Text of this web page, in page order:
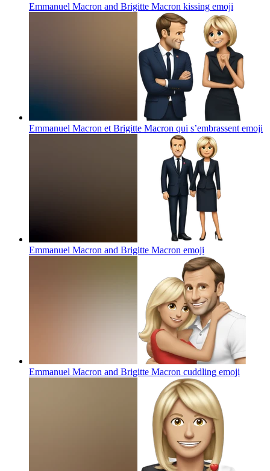
Emmanuel Macron and Brigitte Macron kissing emoji
Emmanuel Macron et Brigitte Macron qui s’embrassent emoji
Emmanuel Macron and Brigitte Macron emoji
Emmanuel Macron and Brigitte Macron cuddling emoji